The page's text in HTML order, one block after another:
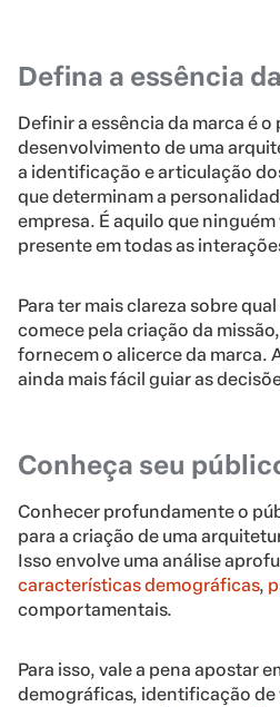
Defina a essência
Definir a essência da marca é
desenvolvimento de uma
a identificação e articulação
que determinam a
empresa. É aquilo que ninguém
presente em todas as
Para ter mais clareza sobre
comece pela criação da
fornecem o alicerce da marca.
ainda mais fácil guiar as
Conheça seu
Conhecer profundamente o
para a criação de uma
Isso envolve uma análise
características demográficas,
comportamentais.
Para isso, vale a pena apostar
demográficas, identificação de